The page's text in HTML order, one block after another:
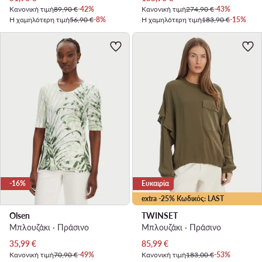
Κανονική τιμή89,90 €-42%
Η χαμηλότερη τιμή56,90 €-8%
Κανονική τιμή274,90 €-43%
Η χαμηλότερη τιμή183,90 €-15%
-16%
Olsen
Μπλουζάκι · Πράσινο
Τρέχουσα τιμή
35,99€
Κανονική τιμή70,90 €-49%
extra -25% Κωδικός: LAST
Ευκαιρία
TWINSET
Μπλουζάκι · Πράσινο
Τρέχουσα τιμή
85,99€
Κανονική τιμή183,00 €-53%